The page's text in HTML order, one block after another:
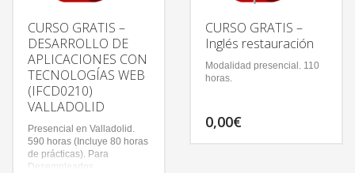
CURSO GRATIS –
DESARROLLO DE
APLICACIONES CON
TECNOLOGÍAS WEB
(IFCD0210)
VALLADOLID
Presencial en Valladolid.
590 horas (Incluye 80 horas
de prácticas). Para
Desempleados
CURSO GRATIS –
Inglés restauración
Modalidad presencial. 110
horas.
0,00€